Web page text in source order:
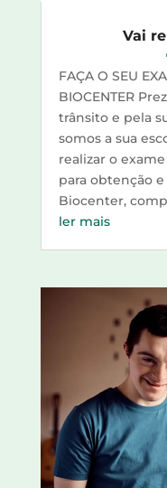
Vai
FAÇA O SEU
BIOCENTER
trânsito e pela
somos a sua
realizar o
para obtenção e
Biocenter,
ler mais